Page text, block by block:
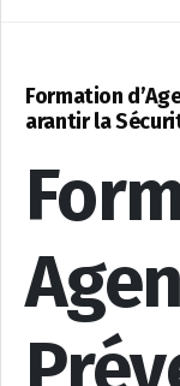
Formation
arantir la